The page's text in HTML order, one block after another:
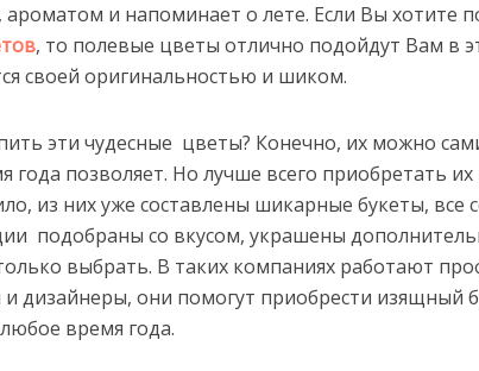
ароматом и напоминает о лете. Если Вы хотите
, то полевые цветы отлично подойдут Вам в
своей оригинальностью и шиком.
эти чудесные цветы? Конечно, их можно
года позволяет. Но лучше всего приобретать
из них уже составлены шикарные букеты, все
подобраны со вкусом, украшены
выбрать. В таких компаниях работают
дизайнеры, они помогут приобрести изящный
время года.